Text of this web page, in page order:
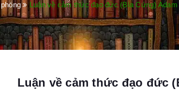
Luận về cảm thức đạo đức (Bìa Cứng) Adam
Luận về cảm thức đạo đức